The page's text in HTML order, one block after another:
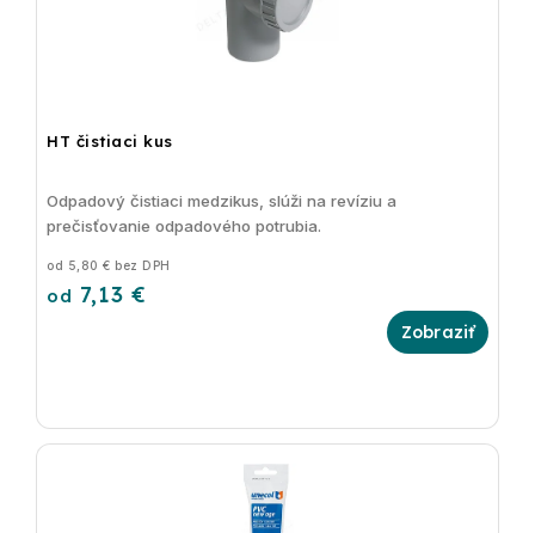
HT čistiaci kus
od 5,80 € bez DPH
od 7,13 €
Odpadový čistiaci medzikus, slúži na revíziu a
prečisťovanie odpadového potrubia.